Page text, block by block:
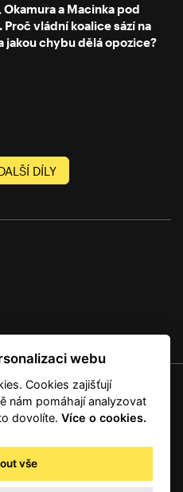
Okamura a Macinka pod
Proč vládní koalice sází na
jakou chybu dělá opozice?
DÍLY
a dodavatelé obsahu. |
práva
- registrovaní a předplatitelé
pro novinářské a další účely
webu
Cookies zajišťují
nám pomáhají analyzovat
dovolíte.Více o cookies.
vše